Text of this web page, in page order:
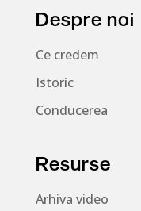
Despre noi
Ce credem
Istoric
Conducerea
Resurse
Arhiva video